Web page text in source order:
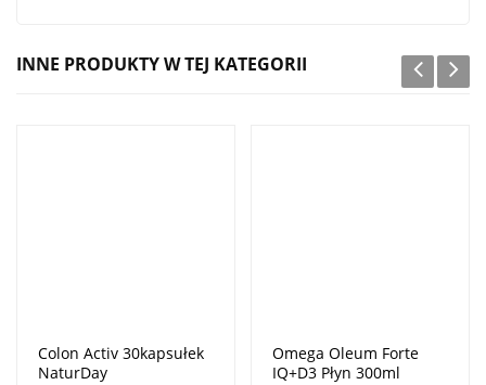
INNE PRODUKTY W TEJ KATEGORII
Colon Activ 30kapsułek
NaturDay
Omega Oleum Forte
IQ+D3 Płyn 300ml